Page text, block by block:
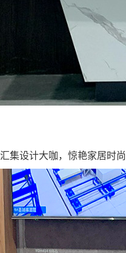
汇集设计大咖，惊艳家居时尚